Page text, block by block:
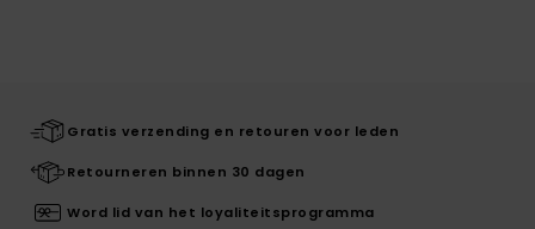
Gratis verzending en retouren voor leden
Retourneren binnen 30 dagen
Word lid van het loyaliteitsprogramma